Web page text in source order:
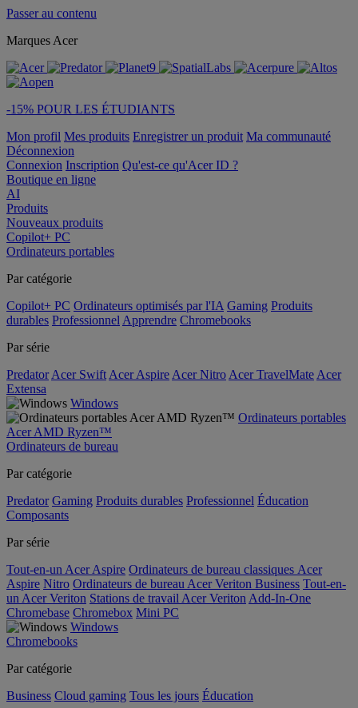
Passer au contenu
Marques Acer
-15% POUR LES ÉTUDIANTS
Mon profil Mes produits Enregistrer un produit Ma communauté
Déconnexion
Connexion Inscription Qu'est-ce qu'Acer ID ?
Boutique en ligne
AI
Produits
Nouveaux produits
Copilot+ PC
Ordinateurs portables
Par catégorie
Copilot+ PC Ordinateurs optimisés par l'IA Gaming Produits
durables Professionnel Apprendre Chromebooks
Par série
Predator Acer Swift Acer Aspire Acer Nitro Acer TravelMate Acer
Extensa
Windows
Ordinateurs portables
Acer AMD Ryzen™
Ordinateurs de bureau
Par catégorie
Predator Gaming Produits durables Professionnel Éducation
Composants
Par série
Tout-en-un Acer Aspire Ordinateurs de bureau classiques Acer
Aspire Nitro Ordinateurs de bureau Acer Veriton Business Tout-en-
un Acer Veriton Stations de travail Acer Veriton Add-In-One
Chromebase Chromebox Mini PC
Windows
Chromebooks
Par catégorie
Business Cloud gaming Tous les jours Éducation